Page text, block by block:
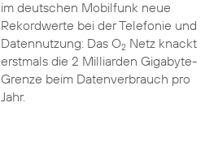
im deutschen Mobilfunk neue
Rekordwerte bei der Telefonie und
Datennutzung: Das O2Netz knackt
erstmals die 2 Milliarden Gigabyte-
Grenze beim Datenverbrauch pro
Jahr.